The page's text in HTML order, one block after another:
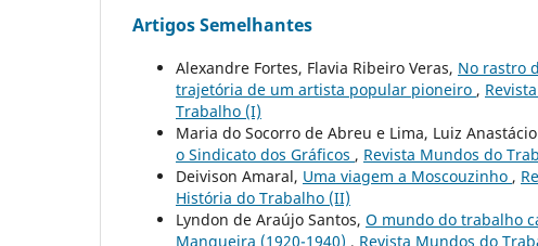
Artigos Semelhantes
Alexandre Fortes, Flavia Ribeiro Veras, No rastro
trajetória de um artista popular pioneiro ,
Trabalho (I)
Maria do Socorro de Abreu e Lima, Luiz
o Sindicato dos Gráficos , Revista Mundos do
Deivison Amaral, Uma viagem a Moscouzinho ,
História do Trabalho (II)
Lyndon de Araújo Santos, O mundo do trabalho
Mangueira (1920-1940) , Revista Mundos do